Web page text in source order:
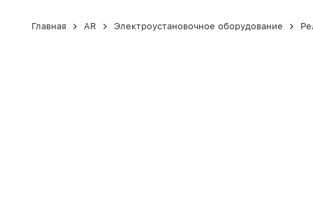
Главная AR Электроустановочное оборудование